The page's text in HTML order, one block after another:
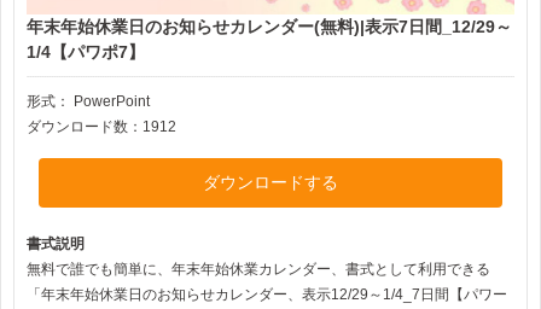
年末年始休業日のお知らせカレンダー(無料)|表示7日間_12/29～
1/4【パワポ7】
形式：
PowerPoint
ダウンロード数：1912
ダウンロードする
書式説明
無料で誰でも簡単に、年末年始休業カレンダー、書式として利用できる
「年末年始休業日のお知らせカレンダー、表示12/29～1/4_7日間【パワー